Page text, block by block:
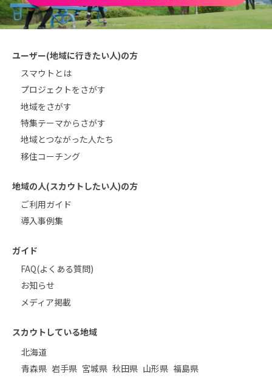
ユーザー(地域に行きたい人)の方
スマウトとは
プロジェクトをさがす
地域をさがす
特集テーマからさがす
地域とつながった人たち
移住コーチング
地域の人(スカウトしたい人)の方
ご利用ガイド
導入事例集
ガイド
FAQ(よくある質問)
お知らせ
メディア掲載
スカウトしている地域
北海道
青森県 岩手県 宮城県 秋田県 山形県 福島県